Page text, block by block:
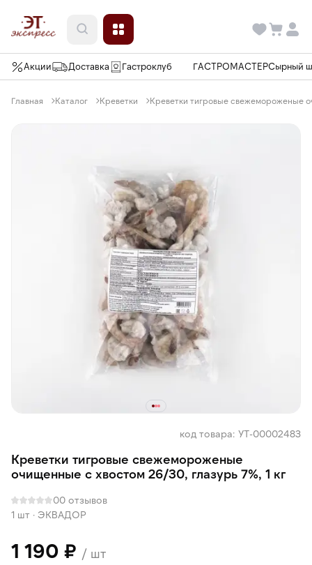
Акции Доставка Гастроклуб ГАСТРОМАСТЕРСырный
Главная Каталог Креветки Креветки тигровые свежемороженые
код товара: УТ-00002483
Креветки тигровые свежемороженые
очищенные с хвостом 26/30, глазурь 7%, 1 кг
00 отзывов
1 шт · ЭКВАДОР
1 190 ₽ / шт